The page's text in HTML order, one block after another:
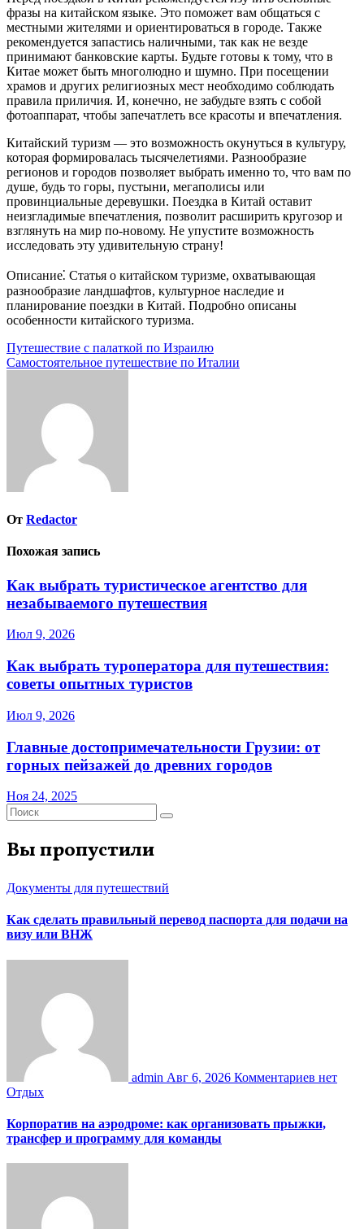
фразы на китайском языке. Это поможет вам общаться с
местными жителями и ориентироваться в городе. Также
рекомендуется запастись наличными, так как не везде
принимают банковские карты. Будьте готовы к тому, что в
Китае может быть многолюдно и шумно. При посещении
храмов и других религиозных мест необходимо соблюдать
правила приличия. И, конечно, не забудьте взять с собой
фотоаппарат, чтобы запечатлеть все красоты и впечатления.
Китайский туризм — это возможность окунуться в культуру,
которая формировалась тысячелетиями. Разнообразие
регионов и городов позволяет выбрать именно то, что вам по
душе, будь то горы, пустыни, мегаполисы или
провинциальные деревушки. Поездка в Китай оставит
неизгладимые впечатления, позволит расширить кругозор и
взглянуть на мир по-новому. Не упустите возможность
исследовать эту удивительную страну!
Описание⁚ Статья о китайском туризме, охватывающая
разнообразие ландшафтов, культурное наследие и
планирование поездки в Китай. Подробно описаны
особенности китайского туризма.
Навигация
по
Путешествие с палаткой по Израилю
Самостоятельное путешествие по Италии
От Redactor
Похожая запись
Как выбрать туристическое агентство для
незабываемого путешествия
Июл 9, 2026
Как выбрать туроператора для путешествия:
советы опытных туристов
Июл 9, 2026
Главные достопримечательности Грузии: от
горных пейзажей до древних городов
Ноя 24, 2025
Вы пропустили
Документы для путешествий
Как сделать правильный перевод паспорта для подачи на
визу или ВНЖ
admin Авг 6, 2026 Комментариев нет
Отдых
Корпоратив на аэродроме: как организовать прыжки,
трансфер и программу для команды